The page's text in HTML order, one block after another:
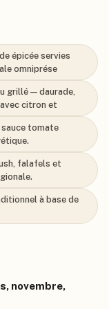
épicée servies
omniprése
grillé — daurade,
citron et
tomate
falafels et
à base de
novembre,